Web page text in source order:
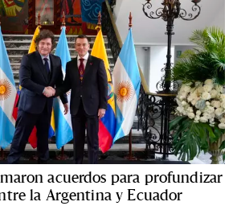
acuerdos para profundizar
la Argentina y Ecuador